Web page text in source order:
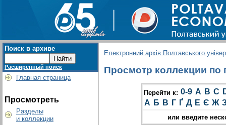
Поиск в архиве
Расширенный поиск
Главная страница
Просмотреть
Разделы
и коллекции
Електронний архів Полтавського
Просмотр коллекции по
Перейти к: 0-9 A B C
А Б В Г Ґ Д Е Є Ж
или введите